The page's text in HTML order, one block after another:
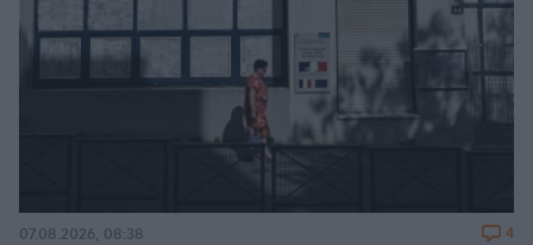
07.08.2026, 08:38 4